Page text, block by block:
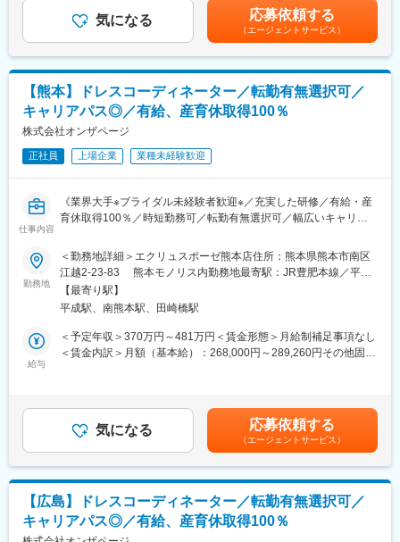
適時開示対応（TDnet等への申請、ルールに則った書類作成）
経営企画や経理など、他部門と連携した全社横断的なプロジェク
トへの参画
変更の範囲：会社の定める業務
＜決算発表関連業務＞
・決算短信、開示資料、決算説明会資料の作成およびブラッシュ
＜投資家・アナリスト対応※年数回程度＞
・機関投資家・アナリストとの面談対応
・市場からのフィードバック収集
・経営陣への報告および改善提案
＜適時開示・その他＞
・適時開示業務（TDnet申請、各種開示資料作成）
・経営企画・経理など関連部署との連携
経営企画部（現3名）
2名は経営企画業務をメインで担当しており、必要に応じて経営企
画メンバーとも連携しながら業務を進めていただきます。
グロース市場上場企業としてさらなる成長と企業価値向上を実現
するため、投資家・アナリストとの対話を通じたIR戦略の企画・
■魅力
グロース市場上場企業のさらなる企業価値向上を目指し、単なる
開示実務ではなく、「市場にどう伝えれば適正に評価されるか」
を企画・推進できます。経営陣や事業責任者と連携しながら業務
を進め、経営との距離が近く、提案や相談がしやすい環境があり
ます。
当：16,500 円～ ※年収750円以上の場合対象※スキル・経験に応じ
決定■賞与：年2回315,000 円 ～ 630,000 円（半期賞与)賃金はあ
くまでも目安の金額であり、選考を通じて上下する可能性があり
ます。月給(月額)は固定手当を含めた表記です。
気になる 応募依頼する
（エージェントサービス）
【熊本】ドレスコーディネーター／転勤有無選択可／
キャリアパス◎／有給、産育休取得100％
株式会社オンザページ
正社員 上場企業 業種未経験歓迎
仕事内容
《業界大手※ブライダル未経験者歓迎※／充実した研修／有給・産
育休取得100％／時短勤務可／転勤有無選択可／幅広いキャリア
※求人票に記載の内容は、2026年4月の経営統合に伴い、給与、福
利厚生、待遇および各種制度等について、変更となる場合があり
ます。
■業務内容：
・新規接客
アクセサリー、コサージュ、ヘッドパーツ等、ドレススタイルを
演出するアイテムの提案
・納品
衣裳メンテナンス部門と細かくチェックを重ね、結婚式会場に衣
裳を納品
※パリ・ミラノ・ニューヨークといった世界トップクラスのデザイ
勤務地
＜勤務地詳細＞エクリュスポーゼ熊本店住所：熊本県熊本市南区
江越2-23-83 熊本モノリス内勤務地最寄駅：JR豊肥本線／平成
駅受動喫煙対策：屋内全面禁煙
【最寄り駅】
平成駅、南熊本駅、田崎橋駅
給与
＜予定年収＞370万円～481万円＜賃金形態＞月給制補足事項なし
＜賃金内訳＞月額（基本給）：268,000円～289,260円その他固定
有＜残業手当＞有＜給与補足＞※ご経験・年齢により給与は変動す
る可能性もございます。※月給には勤務手当を含む。※勤務手当と
は基本手当に対する45時間分の時間外手当に相当する手当であ
り、時間外労働の有無に関わらず支給する。■昇給：年1回（3
月）■賞与：年2回（2、8月）■インセンティブ（毎月）賃金はあ
くまでも目安の金額であり、選考を通じて上下する可能性があり
ます。月給(月額)は固定手当を含めた表記です。
気になる 応募依頼する
（エージェントサービス）
【広島】ドレスコーディネーター／転勤有無選択可／
キャリアパス◎／有給、産育休取得100％